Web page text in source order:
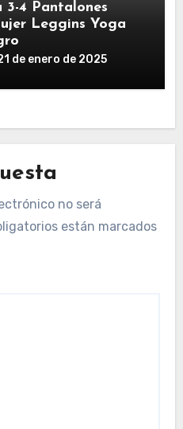
3-4 Pantalones
Leggins Yoga
de enero de 2025
no será
están marcados